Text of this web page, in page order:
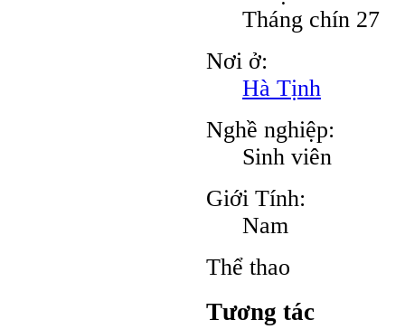
Tháng chín 27
Nơi ở:
Hà Tịnh
Nghề nghiệp:
Sinh viên
Giới Tính:
Nam
Thể thao
Tương tác